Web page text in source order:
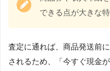
できる点が大きな
査定に通れば、商品発送前
されるため、「今すぐ現金